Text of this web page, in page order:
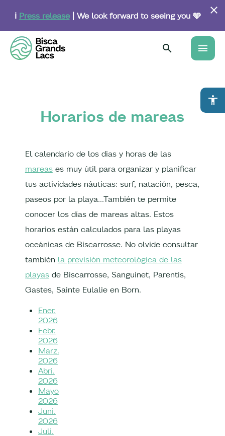
content
ℹ️ Press release| We look forward to seeing you 🩵
menu
accessibility
Horarios de mareas
El calendario de los días y horas de las
mareases muy útil para organizar y planificar
tus actividades náuticas: surf, natación, pesca,
paseos por la playa...También te permite
conocer los días de mareas altas. Estos
horarios están calculados para las playas
oceánicas de Biscarrosse. No olvide consultar
también la previsión meteorológica de las
playasde Biscarrosse, Sanguinet, Parentis,
Gastes, Sainte Eulalie en Born.
Ener.
2026
Febr.
2026
Marz.
2026
Abri.
2026
Mayo
2026
Juni.
2026
Juli.